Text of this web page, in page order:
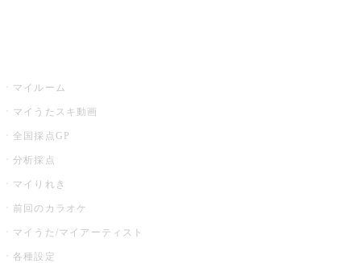
マイルーム
マイうたスキ動画
全国採点GP
分析採点
マイりれき
前回のカラオケ
マイうた/マイアーティスト
各種設定